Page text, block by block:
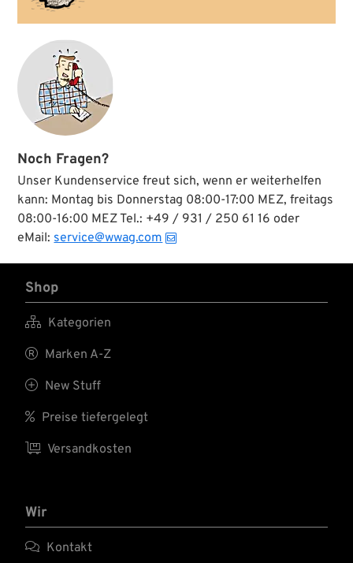
Noch Fragen?
Unser Kundenservice freut sich, wenn er weiterhelfen
kann: Montag bis Donnerstag 08:00-17:00 MEZ, freitags
08:00-16:00 MEZ Tel.: +49 / 931 / 250 61 16 oder
eMail: service@wwag.com
Shop
 Kategorien
 Marken A-Z
 New Stuff
 Preise tiefergelegt
 Versandkosten
Wir
 Kontakt